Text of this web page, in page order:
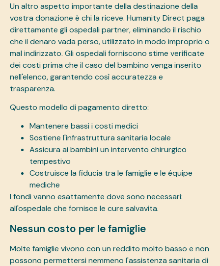
Un altro aspetto importante della destinazione della
vostra donazione è chi la riceve. Humanity Direct paga
direttamente gli ospedali partner, eliminando il rischio
che il denaro vada perso, utilizzato in modo improprio o
mal indirizzato. Gli ospedali forniscono stime verificate
dei costi prima che il caso del bambino venga inserito
nell'elenco, garantendo così accuratezza e
trasparenza.
Questo modello di pagamento diretto:
Mantenere bassi i costi medici
Sostiene l'infrastruttura sanitaria locale
Assicura ai bambini un intervento chirurgico
tempestivo
Costruisce la fiducia tra le famiglie e le équipe
mediche
I fondi vanno esattamente dove sono necessari:
all'ospedale che fornisce le cure salvavita.
Nessun costo per le famiglie
Molte famiglie vivono con un reddito molto basso e non
possono permettersi nemmeno l'assistenza sanitaria di